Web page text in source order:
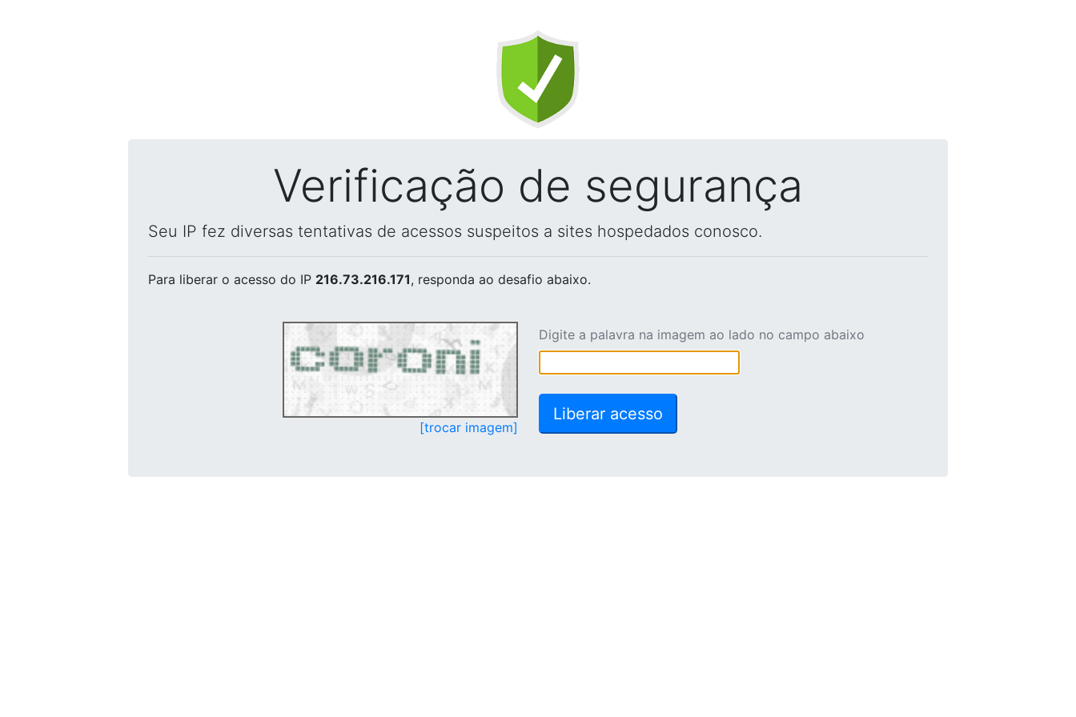
Verificação de segurança
Seu IP fez diversas tentativas de acessos suspeitos a sites hospedados conosco.
Para liberar o acesso do IP 216.73.216.171, responda ao desafio abaixo.
[trocar imagem]
Digite a palavra na imagem ao lado no campo abaixo